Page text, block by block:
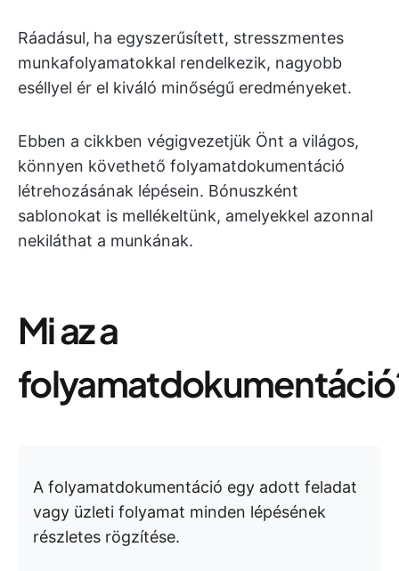
Ráadásul, ha egyszerűsített, stresszmentes
munkafolyamatokkal rendelkezik, nagyobb
eséllyel ér el kiváló minőségű eredményeket.
Ebben a cikkben végigvezetjük Önt a világos,
könnyen követhető folyamatdokumentáció
létrehozásának lépésein. Bónuszként
sablonokat is mellékeltünk, amelyekkel azonnal
nekiláthat a munkának.
Mi az a
A folyamatdokumentáció egy adott feladat
vagy üzleti folyamat minden lépésének
részletes rögzítése.